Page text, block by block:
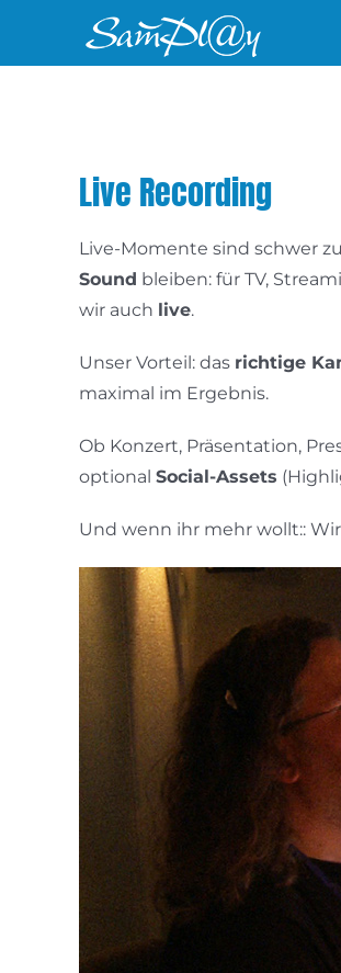
Live Recording
Live-Momente sind schwer
Sound bleiben: für TV,
wir auch live.
Unser Vorteil: das richtige
maximal im Ergebnis.
Ob Konzert, Präsentation,
optional Social-Assets
Und wenn ihr mehr wollt::